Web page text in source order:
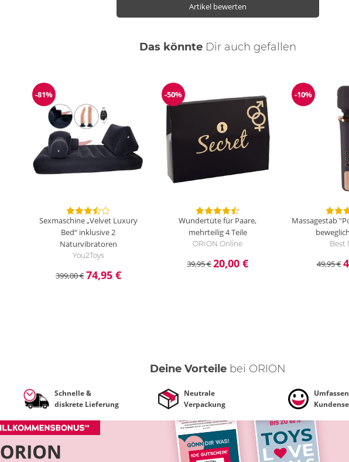
Artikel bewerten
Das könnte Dir auch gefallen
Reduzierung
-81%
Sexmaschine „Velvet Luxury
Bed“ inklusive 2
Naturvibratoren
You2Toys
399,00 €74,95 €
Reduzierung
-50%
Wundertüte für Paare,
mehrteilig4 Teile
ORION Online
39,95 €20,00 €
-10%
Massagestab
Best
49,95 €
Deine Vorteile bei ORION
Schnelle &
diskrete Lieferung
Neutrale
Verpackung